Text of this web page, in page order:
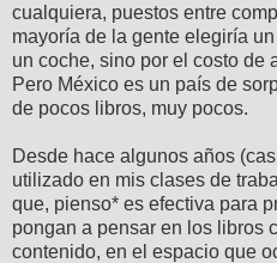
cualquiera, puestos entre
mayoría de la gente elegiría
un coche, sino por el costo de
Pero México es un país de
de pocos libros, muy pocos.
Desde hace algunos años
utilizado en mis clases de
que, pienso* es efectiva para
pongan a pensar en los libros
contenido, en el espacio que